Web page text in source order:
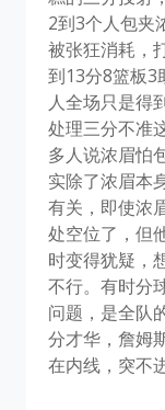
2到3个人包夹
被张狂消耗，
到13分8篮板3
人全场只是得
处理三分不准
多人说浓眉怕
实除了浓眉本
有关，即使浓
处空位了，但
时变得犹疑，
不行。有时分
问题，是全队
分才华，詹姆
在内线，突不